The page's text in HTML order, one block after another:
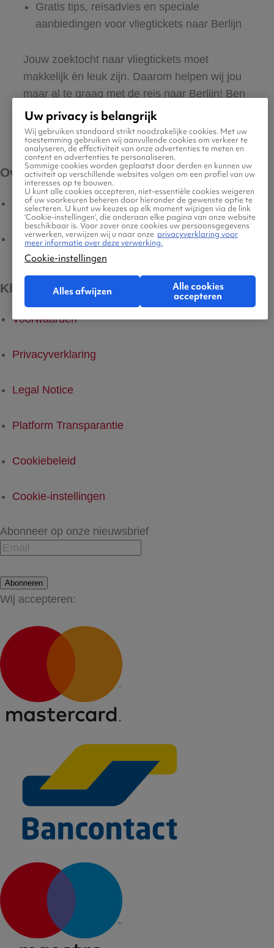
Gratis tips, reisadvies en speciale
aanbiedingen voor vliegtickets naar Berlijn
Jouw zoektocht naar vliegtickets moet
makkelijk én leuk zijn. Daarom helpen wij jou
maar al te graag met de reis naar Berlijn! Ben
jij klaar om jouw tickets te zoeken en boeken?
Over ons
Vluchten
Hotels
Klantenservice
Contact
Meest gestelde vragen
Kleine lettertjes
Voorwaarden
Privacyverklaring
Legal Notice
Platform Transparantie
Cookiebeleid
Cookie-instellingen
Abonneer op onze nieuwsbrief
Abonneren
Wij accepteren:
Uw privacy is belangrijk
Wij gebruiken standaard strikt noodzakelijke cookies. Met uw
toestemming gebruiken wij aanvullende cookies om verkeer te
analyseren, de effectiviteit van onze advertenties te meten en
content en advertenties te personaliseren.
Sommige cookies worden geplaatst door derden en kunnen uw
activiteit op verschillende websites volgen om een profiel van uw
interesses op te bouwen.
U kunt alle cookies accepteren, niet-essentiële cookies weigeren
of uw voorkeuren beheren door hieronder de gewenste optie te
selecteren. U kunt uw keuzes op elk moment wijzigen via de link
‘Cookie-instellingen’, die onderaan elke pagina van onze website
beschikbaar is. Voor zover onze cookies uw persoonsgegevens
verwerken, verwijzen wij u naar onze privacyverklaring voor
meer informatie over deze verwerking.
Cookie-instellingen
Alles afwijzen
Alle cookies
accepteren